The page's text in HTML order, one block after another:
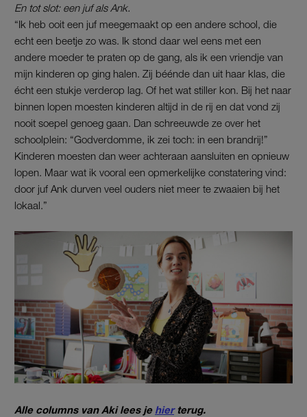
En tot slot: een juf als Ank.
“Ik heb ooit een juf meegemaakt op een andere school, die
echt een beetje zo was. Ik stond daar wel eens met een
andere moeder te praten op de gang, als ik een vriendje van
mijn kinderen op ging halen. Zij béénde dan uit haar klas, die
écht een stukje verderop lag. Of het wat stiller kon. Bij het naar
binnen lopen moesten kinderen altijd in de rij en dat vond zij
nooit soepel genoeg gaan. Dan schreeuwde ze over het
schoolplein: “Godverdomme, ik zei toch: in een brandrij!”
Kinderen moesten dan weer achteraan aansluiten en opnieuw
lopen. Maar wat ik vooral een opmerkelijke constatering vind:
door juf Ank durven veel ouders niet meer te zwaaien bij het
lokaal.”
Alle columns van Aki lees je hierterug.